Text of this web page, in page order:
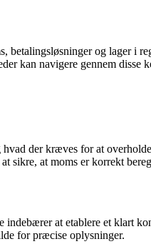
og lager i
kan navigere gennem disse
der kræves for at
sikre, at moms er korrekt
at etablere et klart
for præcise oplysninger.